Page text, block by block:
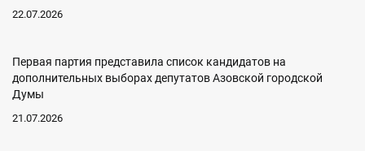
22.07.2026
Первая партия представила список кандидатов на
дополнительных выборах депутатов Азовской городской
Думы
21.07.2026